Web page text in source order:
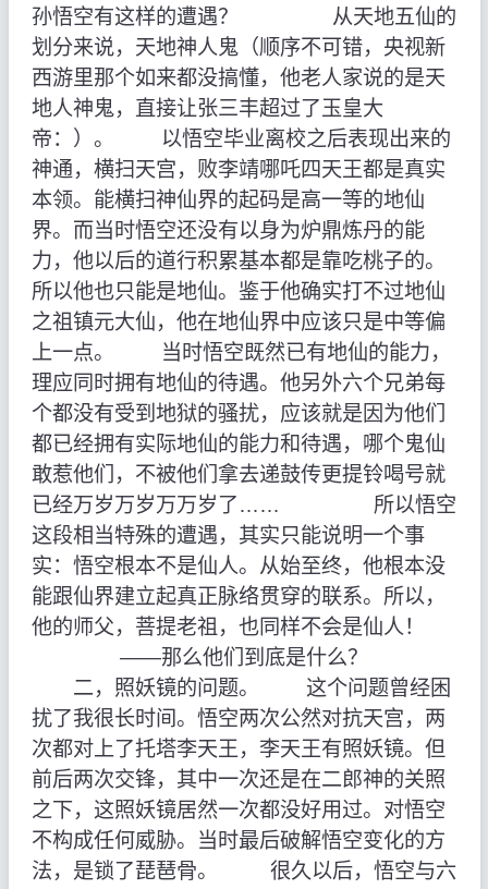
孙悟空有这样的遭遇？ 从天地五仙的
划分来说，天地神人鬼（顺序不可错，央视新
西游里那个如来都没搞懂，他老人家说的是天
地人神鬼，直接让张三丰超过了玉皇大
帝：）。 以悟空毕业离校之后表现出来的
神通，横扫天宫，败李靖哪吒四天王都是真实
本领。能横扫神仙界的起码是高一等的地仙
界。而当时悟空还没有以身为炉鼎炼丹的能
力，他以后的道行积累基本都是靠吃桃子的。
所以他也只能是地仙。鉴于他确实打不过地仙
之祖镇元大仙，他在地仙界中应该只是中等偏
上一点。 当时悟空既然已有地仙的能力，
理应同时拥有地仙的待遇。他另外六个兄弟每
个都没有受到地狱的骚扰，应该就是因为他们
都已经拥有实际地仙的能力和待遇，哪个鬼仙
敢惹他们，不被他们拿去递鼓传更提铃喝号就
已经万岁万岁万万岁了…… 所以悟空
这段相当特殊的遭遇，其实只能说明一个事
实：悟空根本不是仙人。从始至终，他根本没
能跟仙界建立起真正脉络贯穿的联系。所以，
他的师父，菩提老祖，也同样不会是仙人！
——那么他们到底是什么？
二，照妖镜的问题。 这个问题曾经困
扰了我很长时间。悟空两次公然对抗天宫，两
次都对上了托塔李天王，李天王有照妖镜。但
前后两次交锋，其中一次还是在二郎神的关照
之下，这照妖镜居然一次都没好用过。对悟空
不构成任何威胁。当时最后破解悟空变化的方
法，是锁了琵琶骨。 很久以后，悟空与六